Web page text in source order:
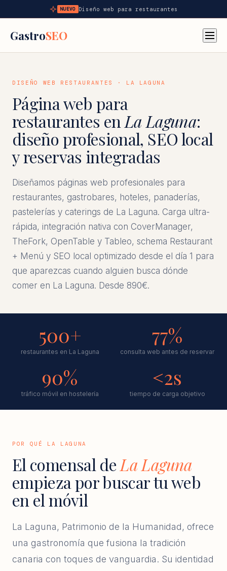
NUEVO Diseño web para restaurantes
GastroSEO
DISEÑO WEB RESTAURANTES · LA LAGUNA
Página web para
restaurantes en La Laguna:
diseño profesional, SEO local
y reservas integradas
Diseñamos páginas web profesionales para
restaurantes, gastrobares, hoteles, panaderías,
pastelerías y caterings de La Laguna. Carga ultra-
rápida, integración nativa con CoverManager,
TheFork, OpenTable y Tableo, schema Restaurant
+ Menú y SEO local optimizado desde el día 1 para
que aparezcas cuando alguien busca dónde
comer en La Laguna. Desde 890€.
500+
restaurantes en La Laguna
77%
consulta web antes de reservar
90%
tráfico móvil en hostelería
<2s
tiempo de carga objetivo
POR QUÉ LA LAGUNA
El comensal de La Laguna
empieza por buscar tu web
en el móvil
La Laguna, Patrimonio de la Humanidad, ofrece
una gastronomía que fusiona la tradición
canaria con toques de vanguardia. Su identidad